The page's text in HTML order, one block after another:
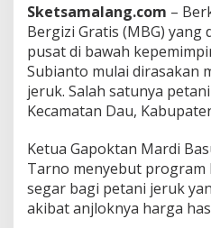
J
e
r
u
k
d
i
a
l
i
s
o
Sketsamalang.com –
Bergizi Gratis (MBG) yang
pusat di bawah
Subianto mulai dirasakan
jeruk. Salah satunya
Kecamatan Dau,
Ketua Gapoktan Mardi
Tarno menyebut program
segar bagi petani jeruk
akibat anjloknya harga